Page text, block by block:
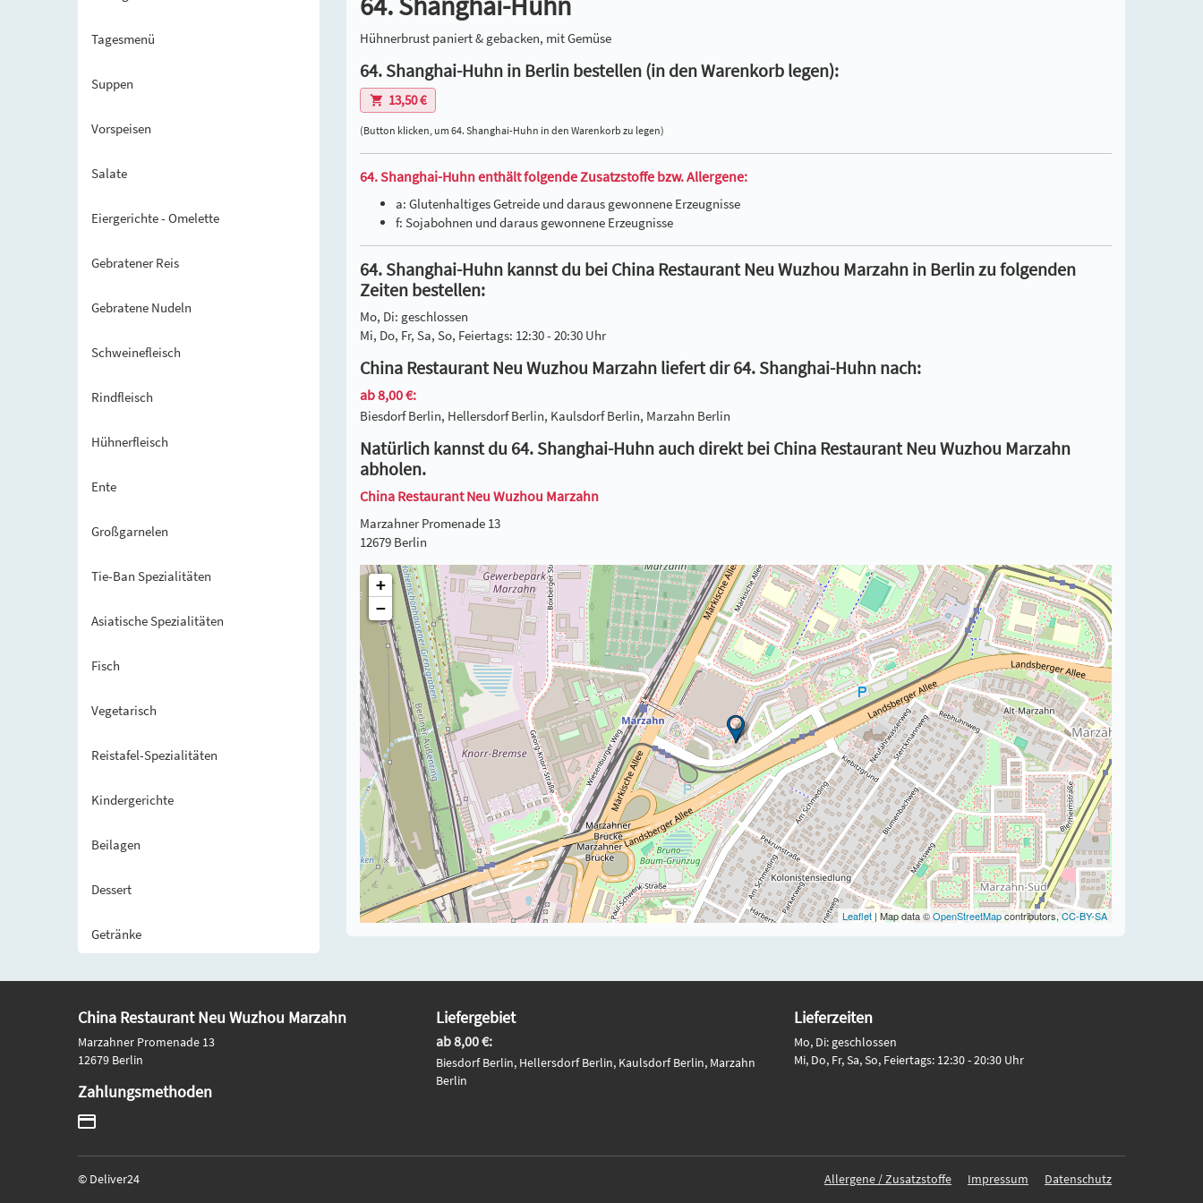
Tagesmenü
Suppen
Vorspeisen
Salate
Eiergerichte - Omelette
Gebratener Reis
Gebratene Nudeln
Schweinefleisch
Rindfleisch
Hühnerfleisch
Ente
Großgarnelen
Tie-Ban Spezialitäten
Asiatische Spezialitäten
Fisch
Vegetarisch
Reistafel-Spezialitäten
Kindergerichte
Beilagen
Dessert
Getränke
Hühnerbrust paniert & gebacken, mit Gemüse
64. Shanghai-Huhn in Berlin bestellen (in den Warenkorb legen):
13,50 €
(Button klicken, um 64. Shanghai-Huhn in den Warenkorb zu legen)
64. Shanghai-Huhn enthält folgende Zusatzstoffe bzw. Allergene:
a: Glutenhaltiges Getreide und daraus gewonnene Erzeugnisse
f: Sojabohnen und daraus gewonnene Erzeugnisse
64. Shanghai-Huhn kannst du bei China Restaurant Neu Wuzhou Marzahn in Berlin zu folgenden
Zeiten bestellen:
Mo, Di: geschlossen
Mi, Do, Fr, Sa, So, Feiertags: 12:30 - 20:30 Uhr
China Restaurant Neu Wuzhou Marzahn liefert dir 64. Shanghai-Huhn nach:
ab 8,00 €:
Biesdorf Berlin, Hellersdorf Berlin, Kaulsdorf Berlin, Marzahn Berlin
Natürlich kannst du 64. Shanghai-Huhn auch direkt bei China Restaurant Neu Wuzhou Marzahn
abholen.
China Restaurant Neu Wuzhou Marzahn
Marzahner Promenade 13
12679 Berlin
+
−
Leaflet | Map data ©OpenStreetMapcontributors, CC-BY-SA
China Restaurant Neu Wuzhou Marzahn
Marzahner Promenade 13
12679 Berlin
Zahlungsmethoden
Liefergebiet
ab 8,00 €:
Biesdorf Berlin, Hellersdorf Berlin, Kaulsdorf Berlin, Marzahn
Berlin
Lieferzeiten
Mo, Di: geschlossen
Mi, Do, Fr, Sa, So, Feiertags: 12:30 - 20:30 Uhr
© Deliver24 Allergene / Zusatzstoffe Impressum Datenschutz